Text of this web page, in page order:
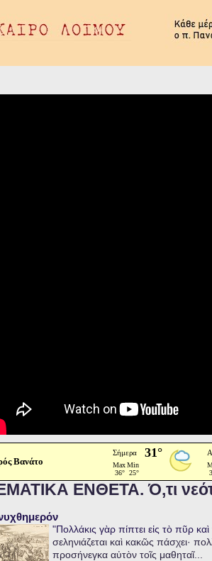
Βανάτο
ΕΝΘΕΤΑ. Ό,τι
"Πολλάκις γὰρ πίπτει εἰς τὸ πῦρ
σεληνιάζεται καὶ κακῶς πάσχει·
προσήνεγκα αὐτὸν τοῖς μαθηταῖ...